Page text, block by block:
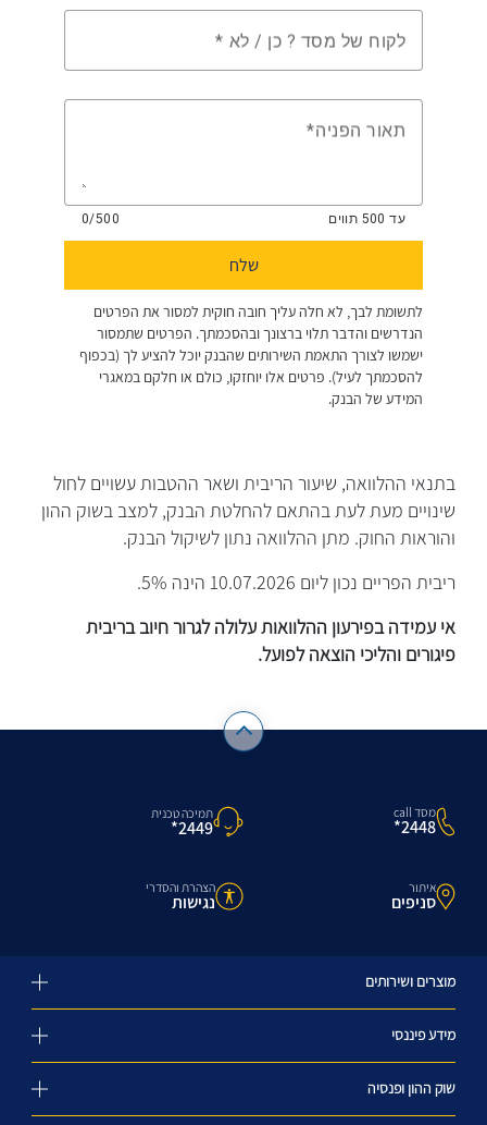
בתנאי ההלוואה, שיעור הריבית ושאר ההטבות עשויים לחול
שינויים מעת לעת בהתאם להחלטת הבנק, למצב בשוק ההון
והוראות החוק. מתן ההלוואה נתון לשיקול הבנק.
ריבית הפריים נכון ליום 10.07.2026 הינה 5%.
אי עמידה בפירעון ההלוואות עלולה לגרור חיוב בריבית
פיגורים והליכי הוצאה לפועל.
מסד call
2448*
תמיכה טכנית
2449*
איתור
סניפים
הצהרת והסדרי
נגישות
מוצרים ושירותים
מידע פיננסי
שוק ההון ופנסיה